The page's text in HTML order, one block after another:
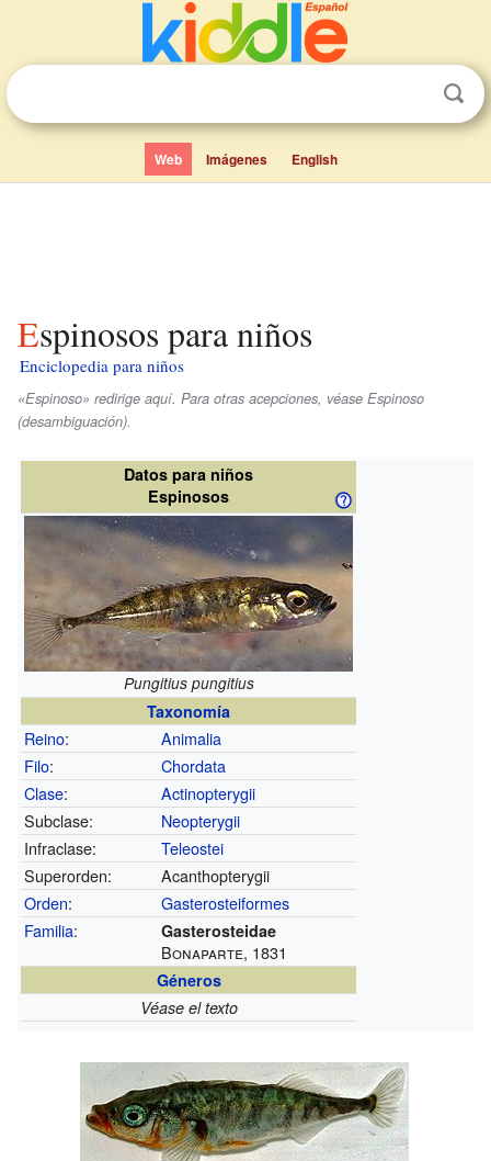
Web Imágenes English
Espinosos para niños
Enciclopedia para niños
«Espinoso» redirige aquí. Para otras acepciones, véase Espinoso
(desambiguación).
Datos para niños
Espinosos
Pungitius pungitius
Taxonomía
Reino:
Animalia
Filo:
Chordata
Clase:
Actinopterygii
Subclase:
Neopterygii
Infraclase:
Teleostei
Superorden:
Acanthopterygii
Orden:
Gasterosteiformes
Familia: Gasterosteidae
Bonaparte, 1831
Géneros
Véase el texto